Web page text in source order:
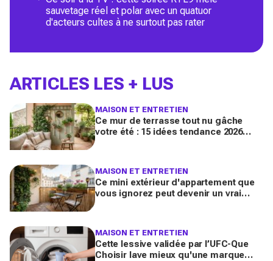
sauvetage réel et polar avec un quatuor
d'acteurs cultes à ne surtout pas rater
ARTICLES LES + LUS
MAISON ET ENTRETIEN
Ce mur de terrasse tout nu gâche
votre été : 15 idées tendance 2026
MAISON ET ENTRETIEN
Ce mini extérieur d'appartement que
vous ignorez peut devenir un vrai
MAISON ET ENTRETIEN
Cette lessive validée par l’UFC-Que
Choisir lave mieux qu'une marque